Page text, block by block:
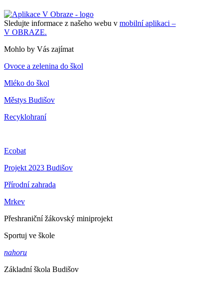
Sledujte informace z našeho webu v mobilní aplikaci –
V OBRAZE.
Mohlo by Vás zajímat
Ovoce a zelenina do škol
Mléko do škol
Městys Budišov
Recyklohraní
Ecobat
Projekt 2023 Budišov
Přírodní zahrada
Mrkev
Přeshraniční žákovský miniprojekt
Sportuj ve škole
nahoru
Základní škola Budišov